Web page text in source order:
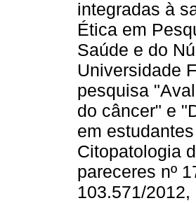
integradas à
Ética em
Saúde e do
Universidade
pesquisa
do câncer" e
em
Citopatologia
pareceres nº
103.571/